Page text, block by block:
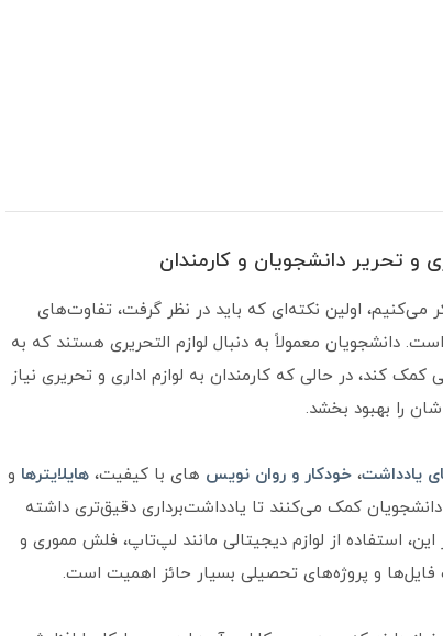
و تحریر دانشجویان و کارمندان
می‌کنیم، اولین نکته‌ای که باید در نظر گرفت، تفاوت‌های
دانشجویان معمولاً به دنبال لوازم التحریری هستند که به
کند، در حالی که کارمندان به لوازم اداری و تحریری نیاز
را بهبود بخشد.
یادداشت، خودکار و روان نویس های با کیفیت، هایلایترها و
کمک می‌کنند تا یادداشت‌برداری دقیق‌تری داشته
استفاده از لوازم دیجیتالی مانند لپ‌تاپ، فلش مموری و
فایل‌ها و پروژه‌های تحصیلی بسیار حائز اهمیت است.